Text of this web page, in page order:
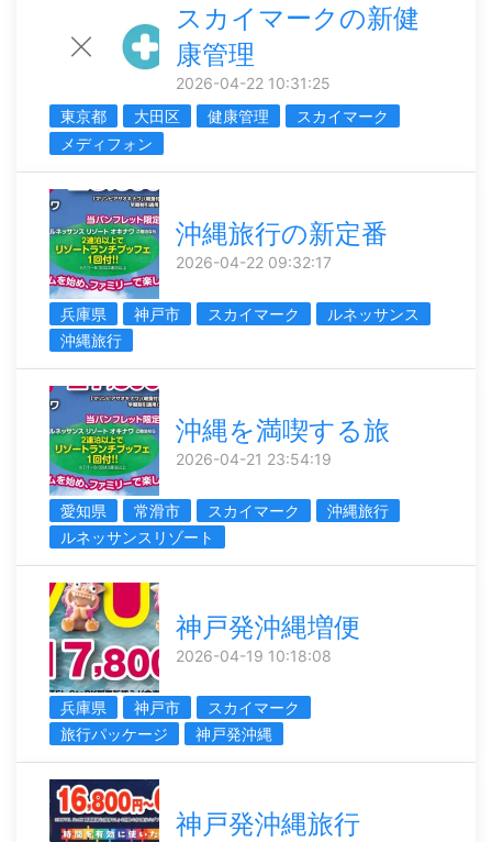
スカイマークの新健
康管理
2026-04-22 10:31:25
東京都
大田区 健康管理
スカイマーク
メディフォン
沖縄旅行の新定番
2026-04-22 09:32:17
兵庫県 神戸市 スカイマーク
ルネッサンス
沖縄旅行
沖縄を満喫する旅
2026-04-21 23:54:19
愛知県 常滑市 スカイマーク
沖縄旅行
ルネッサンスリゾート
神戸発沖縄増便
2026-04-19 10:18:08
兵庫県 神戸市
スカイマーク
旅行パッケージ
神戸発沖縄
神戸発沖縄旅行